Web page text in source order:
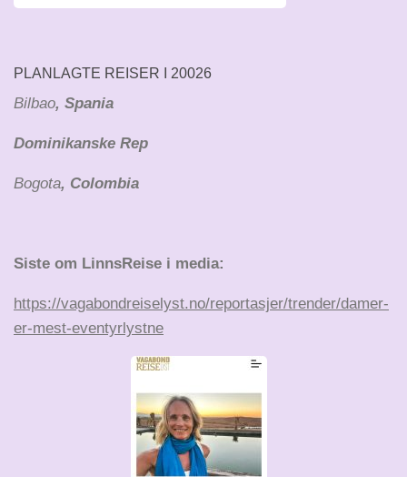
PLANLAGTE REISER I 20026
Bilbao, Spania
Dominikanske Rep
Bogota, Colombia
Siste om LinnsReise i media:
https://vagabondreiselyst.no/reportasjer/trender/damer-
er-mest-eventyrlystne